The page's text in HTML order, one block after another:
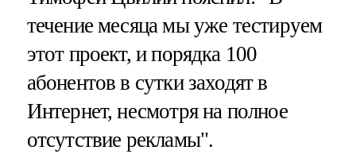
течение месяца мы уже тестируем
этот проект, и порядка 100
абонентов в сутки заходят в
Интернет, несмотря на полное
отсутствие рекламы".